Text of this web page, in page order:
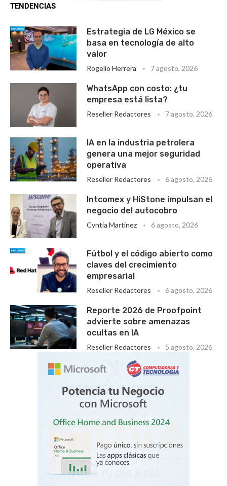
TENDENCIAS
Estrategia de LG México se
basa en tecnología de alto
valor
Rogelio Herrera 7 agosto, 2026
WhatsApp con costo: ¿tu
empresa está lista?
Reseller Redactores 7 agosto, 2026
IA en la industria petrolera
genera una mejor seguridad
operativa
Reseller Redactores 6 agosto, 2026
Intcomex y HiStone impulsan el
negocio del autocobro
Cyntia Martinez 6 agosto, 2026
Fútbol y el código abierto como
claves del crecimiento
empresarial
Reseller Redactores 6 agosto, 2026
Reporte 2026 de Proofpoint
advierte sobre amenazas
ocultas en IA
Reseller Redactores 5 agosto, 2026